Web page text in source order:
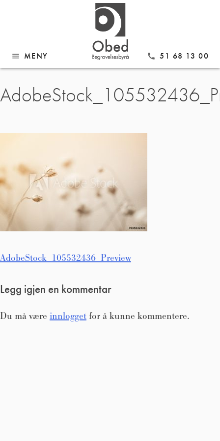
menu MENY call 51 68 13 00
Gå
til
innhold
Innleggsnavigasjon
AdobeStock_105532436_Preview
Legg igjen en kommentar
Du må være innlogget for å kunne kommentere.